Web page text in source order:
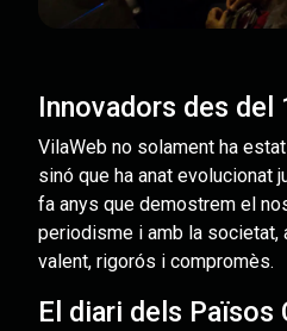
Innovadors des del
VilaWeb no solament ha
sinó que ha anat evolucionat
fa anys que demostrem el
periodisme i amb la societat,
valent, rigorós i compromès.
El diari dels Països